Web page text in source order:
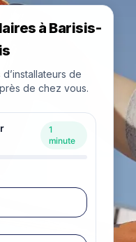
à Barisis-
de
de chez vous.